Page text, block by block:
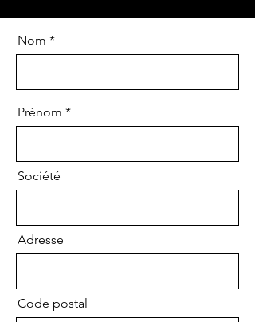
Nom
Prénom
Société
Adresse
Code postal